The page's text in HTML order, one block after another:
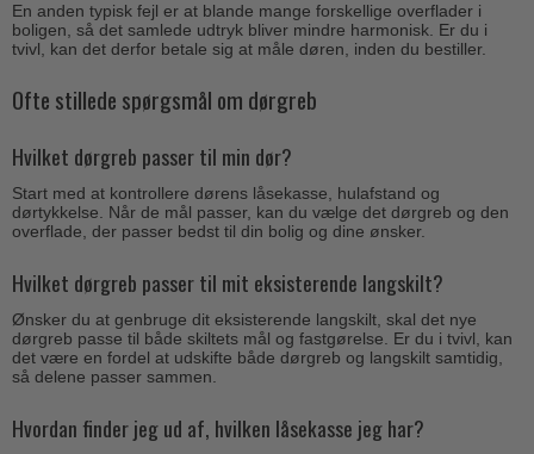
En anden typisk fejl er at blande mange forskellige overflader i
boligen, så det samlede udtryk bliver mindre harmonisk. Er du i
tvivl, kan det derfor betale sig at måle døren, inden du bestiller.
Ofte stillede spørgsmål om dørgreb
Hvilket dørgreb passer til min dør?
Start med at kontrollere dørens låsekasse, hulafstand og
dørtykkelse. Når de mål passer, kan du vælge det dørgreb og den
overflade, der passer bedst til din bolig og dine ønsker.
Hvilket dørgreb passer til mit eksisterende langskilt?
Ønsker du at genbruge dit eksisterende langskilt, skal det nye
dørgreb passe til både skiltets mål og fastgørelse. Er du i tvivl, kan
det være en fordel at udskifte både dørgreb og langskilt samtidig,
så delene passer sammen.
Hvordan finder jeg ud af, hvilken låsekasse jeg har?